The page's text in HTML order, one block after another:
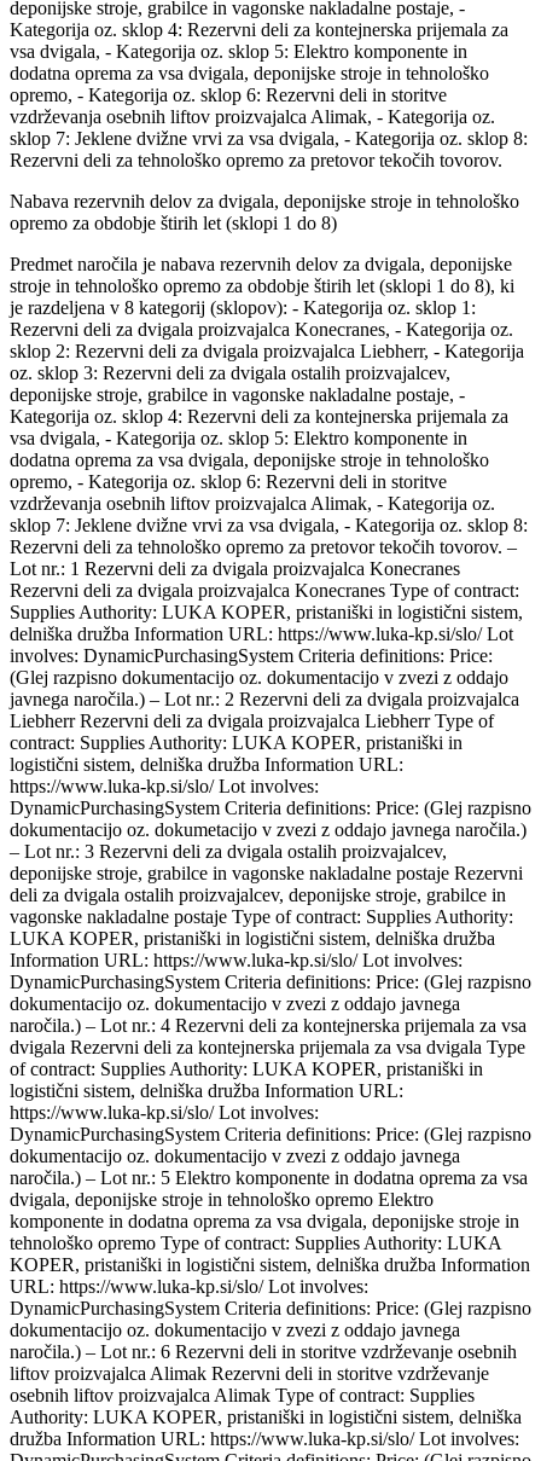
deponijske stroje, grabilce in vagonske nakladalne postaje, -
Kategorija oz. sklop 4: Rezervni deli za kontejnerska prijemala za
vsa dvigala, - Kategorija oz. sklop 5: Elektro komponente in
dodatna oprema za vsa dvigala, deponijske stroje in tehnološko
opremo, - Kategorija oz. sklop 6: Rezervni deli in storitve
vzdrževanja osebnih liftov proizvajalca Alimak, - Kategorija oz.
sklop 7: Jeklene dvižne vrvi za vsa dvigala, - Kategorija oz. sklop 8:
Rezervni deli za tehnološko opremo za pretovor tekočih tovorov.
Nabava rezervnih delov za dvigala, deponijske stroje in tehnološko
opremo za obdobje štirih let (sklopi 1 do 8)
Predmet naročila je nabava rezervnih delov za dvigala, deponijske
stroje in tehnološko opremo za obdobje štirih let (sklopi 1 do 8), ki
je razdeljena v 8 kategorij (sklopov): - Kategorija oz. sklop 1:
Rezervni deli za dvigala proizvajalca Konecranes, - Kategorija oz.
sklop 2: Rezervni deli za dvigala proizvajalca Liebherr, - Kategorija
oz. sklop 3: Rezervni deli za dvigala ostalih proizvajalcev,
deponijske stroje, grabilce in vagonske nakladalne postaje, -
Kategorija oz. sklop 4: Rezervni deli za kontejnerska prijemala za
vsa dvigala, - Kategorija oz. sklop 5: Elektro komponente in
dodatna oprema za vsa dvigala, deponijske stroje in tehnološko
opremo, - Kategorija oz. sklop 6: Rezervni deli in storitve
vzdrževanja osebnih liftov proizvajalca Alimak, - Kategorija oz.
sklop 7: Jeklene dvižne vrvi za vsa dvigala, - Kategorija oz. sklop 8:
Rezervni deli za tehnološko opremo za pretovor tekočih tovorov. –
Lot nr.: 1 Rezervni deli za dvigala proizvajalca Konecranes
Rezervni deli za dvigala proizvajalca Konecranes Type of contract:
Supplies Authority: LUKA KOPER, pristaniški in logistični sistem,
delniška družba Information URL: https://www.luka-kp.si/slo/ Lot
involves: DynamicPurchasingSystem Criteria definitions: Price:
(Glej razpisno dokumentacijo oz. dokumentacijo v zvezi z oddajo
javnega naročila.) – Lot nr.: 2 Rezervni deli za dvigala proizvajalca
Liebherr Rezervni deli za dvigala proizvajalca Liebherr Type of
contract: Supplies Authority: LUKA KOPER, pristaniški in
logistični sistem, delniška družba Information URL:
https://www.luka-kp.si/slo/ Lot involves:
DynamicPurchasingSystem Criteria definitions: Price: (Glej razpisno
dokumentacijo oz. dokumetacijo v zvezi z oddajo javnega naročila.)
– Lot nr.: 3 Rezervni deli za dvigala ostalih proizvajalcev,
deponijske stroje, grabilce in vagonske nakladalne postaje Rezervni
deli za dvigala ostalih proizvajalcev, deponijske stroje, grabilce in
vagonske nakladalne postaje Type of contract: Supplies Authority:
LUKA KOPER, pristaniški in logistični sistem, delniška družba
Information URL: https://www.luka-kp.si/slo/ Lot involves:
DynamicPurchasingSystem Criteria definitions: Price: (Glej razpisno
dokumentacijo oz. dokumentacijo v zvezi z oddajo javnega
naročila.) – Lot nr.: 4 Rezervni deli za kontejnerska prijemala za vsa
dvigala Rezervni deli za kontejnerska prijemala za vsa dvigala Type
of contract: Supplies Authority: LUKA KOPER, pristaniški in
logistični sistem, delniška družba Information URL:
https://www.luka-kp.si/slo/ Lot involves:
DynamicPurchasingSystem Criteria definitions: Price: (Glej razpisno
dokumentacijo oz. dokumentacijo v zvezi z oddajo javnega
naročila.) – Lot nr.: 5 Elektro komponente in dodatna oprema za vsa
dvigala, deponijske stroje in tehnološko opremo Elektro
komponente in dodatna oprema za vsa dvigala, deponijske stroje in
tehnološko opremo Type of contract: Supplies Authority: LUKA
KOPER, pristaniški in logistični sistem, delniška družba Information
URL: https://www.luka-kp.si/slo/ Lot involves:
DynamicPurchasingSystem Criteria definitions: Price: (Glej razpisno
dokumentacijo oz. dokumentacijo v zvezi z oddajo javnega
naročila.) – Lot nr.: 6 Rezervni deli in storitve vzdrževanje osebnih
liftov proizvajalca Alimak Rezervni deli in storitve vzdrževanje
osebnih liftov proizvajalca Alimak Type of contract: Supplies
Authority: LUKA KOPER, pristaniški in logistični sistem, delniška
družba Information URL: https://www.luka-kp.si/slo/ Lot involves: